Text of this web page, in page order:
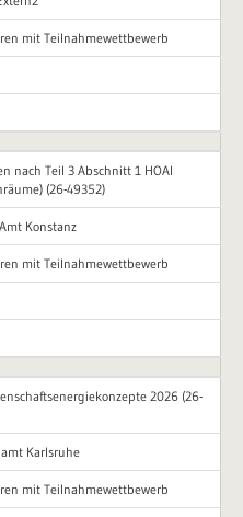
mit Teilnahmewettbewerb
nach Teil 3 Abschnitt 1 HOAI
(26-49352)
Konstanz
mit Teilnahmewettbewerb
2026 (26-
Karlsruhe
mit Teilnahmewettbewerb